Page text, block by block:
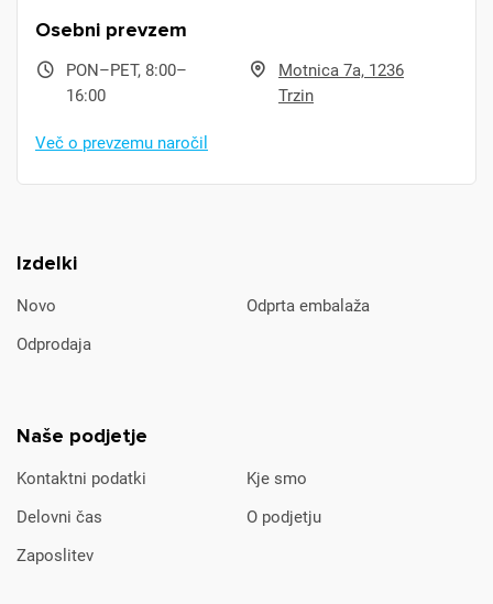
Izdelki
Novo
Odprta embalaža
Odprodaja
Naše podjetje
Kontaktni podatki
Kje smo
Delovni čas
O podjetju
Zaposlitev
Osebni prevzem
PON–PET, 8:00–
16:00
Motnica 7a, 1236
Trzin
Več o prevzemu naročil